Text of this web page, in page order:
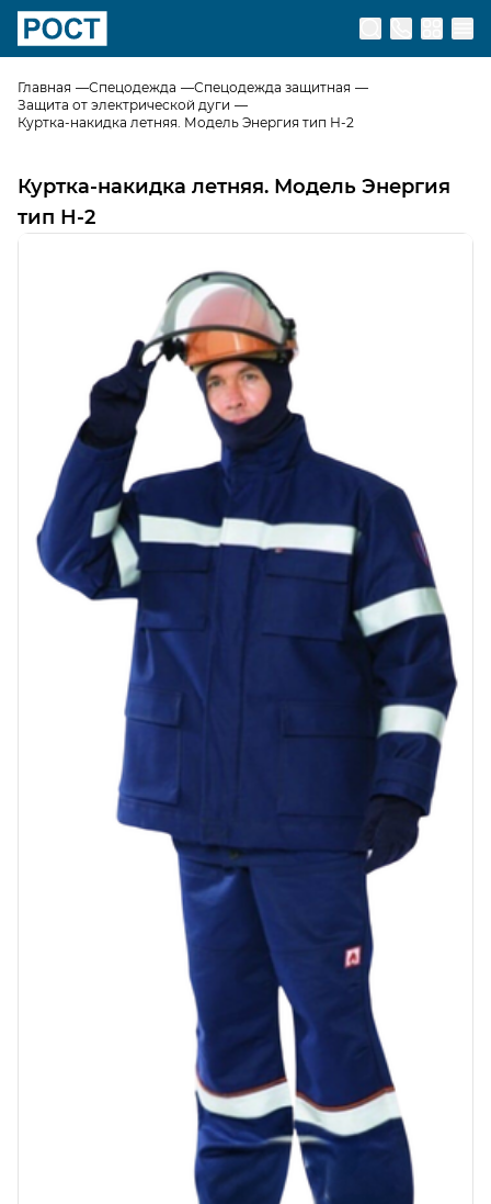
Перейти на главную страницу
Главная Спецодежда
Спецодежда защитная
Защита от электрической дуги
Куртка-накидка летняя. Модель Энергия тип Н-2
Куртка-накидка летняя. Модель Энергия
тип Н-2